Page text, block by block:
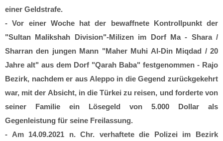
einer Geldstrafe.
- Vor einer Woche hat der bewaffnete Kontrollpunkt der
"Sultan Malikshah Division"-Milizen im Dorf Ma - Shara /
Sharran den jungen Mann "Maher Muhi Al-Din Miqdad / 20
Jahre alt" aus dem Dorf "Qarah Baba" festgenommen - Rajo
Bezirk, nachdem er aus Aleppo in die Gegend zurückgekehrt
war, mit der Absicht, in die Türkei zu reisen, und forderte von
seiner Familie ein Lösegeld von 5.000 Dollar als
Gegenleistung für seine Freilassung.
- Am 14.09.2021 n. Chr. verhaftete die Polizei im Bezirk